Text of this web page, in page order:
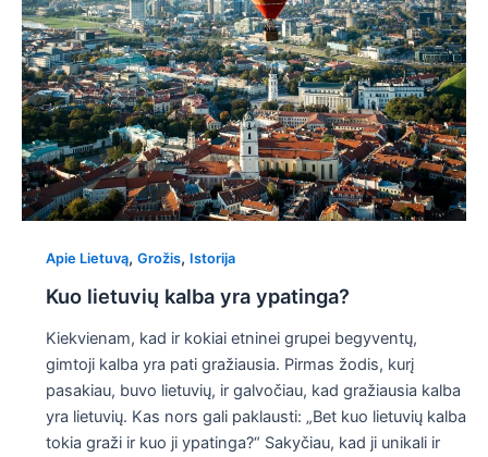
Apie Lietuvą, Grožis, Istorija
Kuo lietuvių kalba yra ypatinga?
Kiekvienam, kad ir kokiai etninei grupei begyventų,
gimtoji kalba yra pati gražiausia. Pirmas žodis, kurį
pasakiau, buvo lietuvių, ir galvočiau, kad gražiausia kalba
yra lietuvių. Kas nors gali paklausti: „Bet kuo lietuvių kalba
tokia graži ir kuo ji ypatinga?“ Sakyčiau, kad ji unikali ir